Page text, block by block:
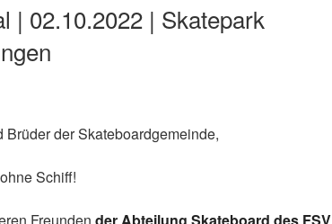
| 02.10.2022 | Skatepark
Brüder der Skateboardgemeinde,
Schiff!